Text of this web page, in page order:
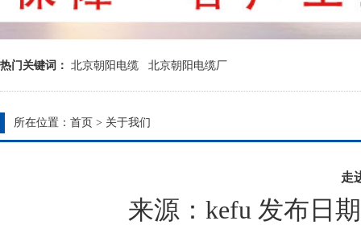
热门关键词： 北京朝阳电缆 北京朝阳电缆厂
所在位置： 首页 > 关于我们
走
来源：kefu 发布日